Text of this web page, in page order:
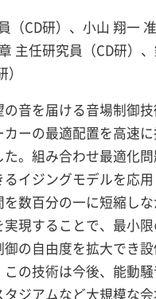
（CD研）、小山 翔一
主任研究員（CD研）
音を届ける音場制御
ーの最適配置を高速
。組み合わせ最適化
イジングモデルを応
数百分の一に短縮し
現することで、最小
の自由度を拡大でき
の技術は今後、能動
ジアムなど大規模な